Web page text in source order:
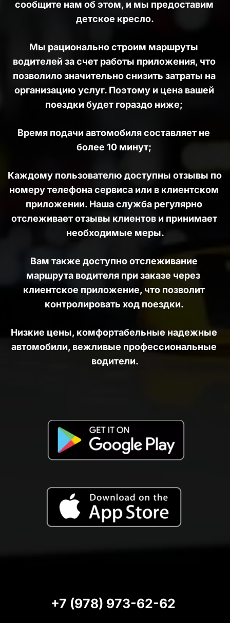
сообщите нам об этом, и мы предоставим
детское кресло.
Мы рационально строим маршруты
водителей за счет работы приложения, что
позволило значительно снизить затраты на
организацию услуг. Поэтому и цена вашей
поездки будет гораздо ниже;
Время подачи автомобиля составляет не
более 10 минут;
Каждому пользователю доступны отзывы по
номеру телефона сервиса или в клиентском
приложении. Наша служба регулярно
отслеживает отзывы клиентов и принимает
необходимые меры.
Вам также доступно отслеживание
маршрута водителя при заказе через
клиентское приложение, что позволит
контролировать ход поездки.
Низкие цены, комфортабельные надежные
автомобили, вежливые профессиональные
водители.
+7 (978) 973-62-62